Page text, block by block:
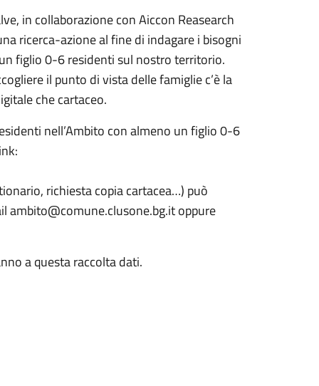
in collaborazione con Aiccon Reasearch
ricerca-azione al fine di indagare i bisogni
figlio 0-6 residenti sul nostro territorio.
il punto di vista delle famiglie c’è la
che cartaceo.
nell’Ambito con almeno un figlio 0-6
richiesta copia cartacea…) può
ambito@comune.clusone.bg.it oppure
a questa raccolta dati.